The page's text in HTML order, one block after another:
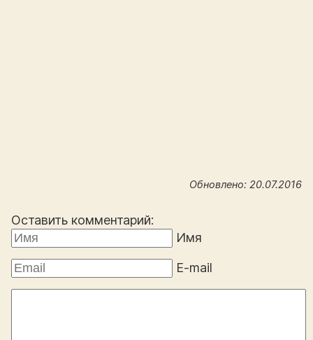
Обновлено: 20.07.2016
Оставить комментарий:
Имя
E-mail